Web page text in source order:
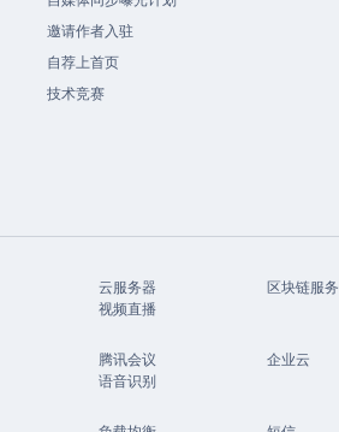
邀请作者入驻
自荐上首页
技术竞赛
云服务器 区块链服务
视频直播
腾讯会议 企业云
语音识别